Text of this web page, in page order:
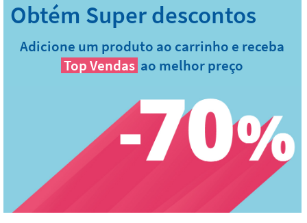
Adicione um produto ao carrinho e receba
Top Vendas ao melhor preço